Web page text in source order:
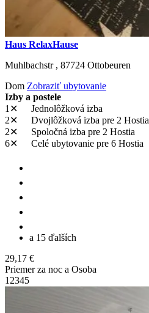
Haus RelaxHause
Muhlbachstr , 87724 Ottobeuren
Dom Zobraziť ubytovanie
Izby a postele
1✕
Jednolôžková izba
2✕
Dvojlôžková izba pre 2 Hostia
2✕
Spoločná izba pre 2 Hostia
6✕
Celé ubytovanie pre 6 Hostia
a 15 ďalších
29,17 €
Priemer za noc a Osoba
1 2345